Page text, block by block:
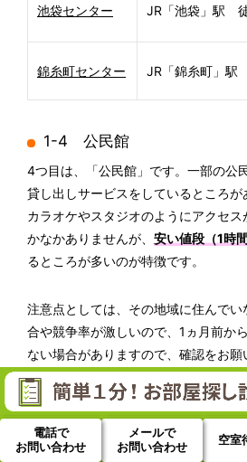
池袋センター JR「池袋」駅
錦糸町センター JR「錦糸町」
1-4 公民館
4つ目は、「公民館」です。一部の公
貸し出しサービスをしているところが
カラオケやスタジオのようにアクセ
かなかありませんが、 安い値段（1時
るところが多いのが特徴です。
注意点としては、その地域に住んで
合や競争率が激しいので、1ヵ月前か
ない場合がありますので、確認をお願
都内23区の公共施設のレンタル室を
東京
２３
施設名称
最
電話で
お問い合わせ
メールで
お問い合わせ
空室